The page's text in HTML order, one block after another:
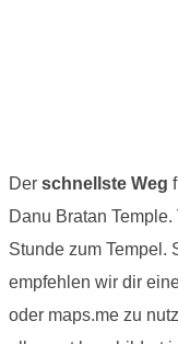
Der schnellste Weg
Danu Bratan
Stunde zum Tempel.
empfehlen wir dir
oder maps.me zu